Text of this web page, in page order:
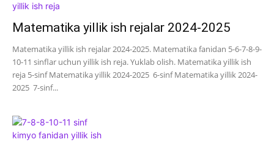
Matematika yillik ish rejalar 2024-2025
Matematika yillik ish rejalar 2024-2025. Matematika fanidan 5-6-7-8-9-
10-11 sinflar uchun yillik ish reja. Yuklab olish. Matematika yillik ish
reja 5-sinf Matematika yillik 2024-2025 6-sinf Matematika yillik 2024-
2025 7-sinf...